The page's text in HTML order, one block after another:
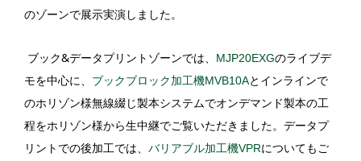
のゾーンで展示実演しました。
ブック&データプリントゾーンでは、 MJP20EXGのライブデ
モを中心に、 ブックブロック加工機MVB10Aとインラインで
のホリゾン様無線綴じ製本システムでオンデマンド製本の工
程をホリゾン様から生中継でご覧いただきました。データプ
リントでの後加工では、 バリアブル加工機VPRについてもご